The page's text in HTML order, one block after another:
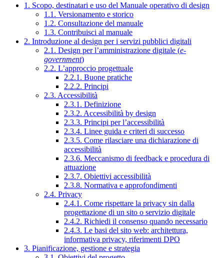
1. Scopo, destinatari e uso del Manuale operativo di design
1.1. Versionamento e storico
1.2. Consultazione del manuale
1.3. Contribuisci al manuale
2. Introduzione al design per i servizi pubblici digitali
2.1. Design per l’amministrazione digitale (e-
government)
2.2. L’approccio progettuale
2.2.1. Buone pratiche
2.2.2. Principi
2.3. Accessibilità
2.3.1. Definizione
2.3.2. Accessibilità by design
2.3.3. Principi per l’accessibilità
2.3.4. Linee guida e criteri di successo
2.3.5. Come rilasciare una dichiarazione di
accessibilità
2.3.6. Meccanismo di feedback e procedura di
attuazione
2.3.7. Obiettivi accessibilità
2.3.8. Normativa e approfondimenti
2.4. Privacy
2.4.1. Come rispettare la privacy sin dalla
progettazione di un sito o servizio digitale
2.4.2. Richiedi il consenso quando necessario
2.4.3. Le basi del sito web: architettura,
informativa privacy, riferimenti DPO
3. Pianificazione, gestione e strategia